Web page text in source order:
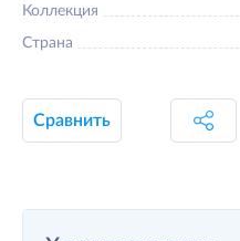
Коллекция
Страна
Сравнить